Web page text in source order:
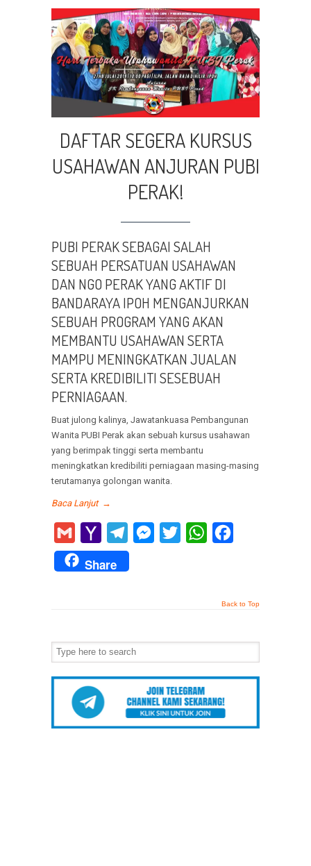
DAFTAR SEGERA KURSUS
USAHAWAN ANJURAN PUBI
PERAK!
PUBI PERAK SEBAGAI SALAH
SEBUAH PERSATUAN USAHAWAN
DAN NGO PERAK YANG AKTIF DI
BANDARAYA IPOH MENGANJURKAN
SEBUAH PROGRAM YANG AKAN
MEMBANTU USAHAWAN SERTA
MAMPU MENINGKATKAN JUALAN
SERTA KREDIBILITI SESEBUAH
PERNIAGAAN.
Buat julong kalinya, Jawatankuasa Pembangunan
Wanita PUBI Perak akan sebuah kursus usahawan
yang berimpak tinggi serta membantu
meningkatkan kredibiliti perniagaan masing-masing
terutamanya golongan wanita.
Baca Lanjut →
Gmail
Yahoo
Mail
TelegramMessenger
Twitter WhatsApp
Share
Back to Top